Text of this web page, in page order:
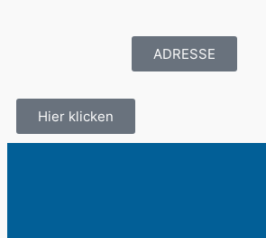
ADRESSE
Hier klicken